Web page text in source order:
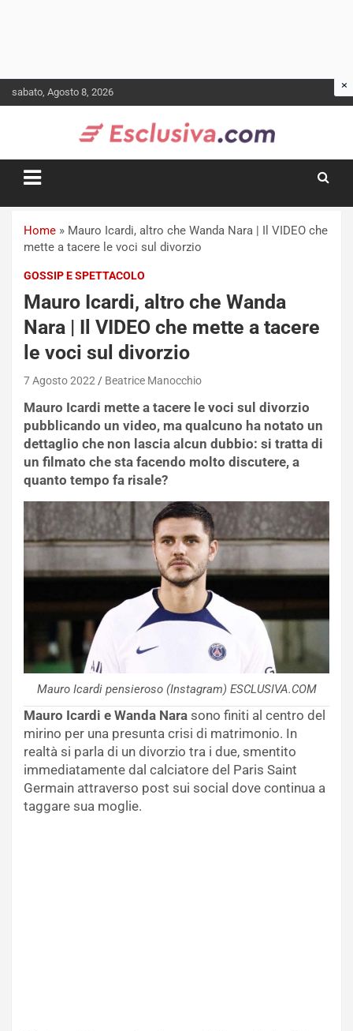
to
sabato, Agosto 8, 2026
Home » Mauro Icardi, altro che Wanda Nara | Il VIDEO che
mette a tacere le voci sul divorzio
GOSSIP E SPETTACOLO
Mauro Icardi, altro che Wanda
Nara | Il VIDEO che mette a tacere
le voci sul divorzio
7 Agosto 2022 Beatrice Manocchio
Mauro Icardi mette a tacere le voci sul divorzio
pubblicando un video, ma qualcuno ha notato un
dettaglio che non lascia alcun dubbio: si tratta di
un filmato che sta facendo molto discutere, a
quanto tempo fa risale?
Mauro Icardi pensieroso (Instagram) ESCLUSIVA.COM
Mauro Icardi e Wanda Nara sono finiti al centro del
mirino per una presunta crisi di matrimonio. In
realtà si parla di un divorzio tra i due, smentito
immediatamente dal calciatore del Paris Saint
Germain attraverso post sui social dove continua a
taggare sua moglie.